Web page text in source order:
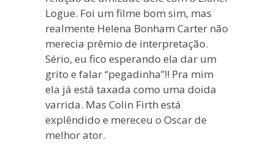
Logue. Foi um filme bom sim, mas
realmente Helena Bonham Carter não
merecia prêmio de interpretação.
Sério, eu fico esperando ela dar um
grito e falar “pegadinha”!! Pra mim
ela já está taxada como uma doida
varrida. Mas Colin Firth está
explêndido e mereceu o Oscar de
melhor ator.